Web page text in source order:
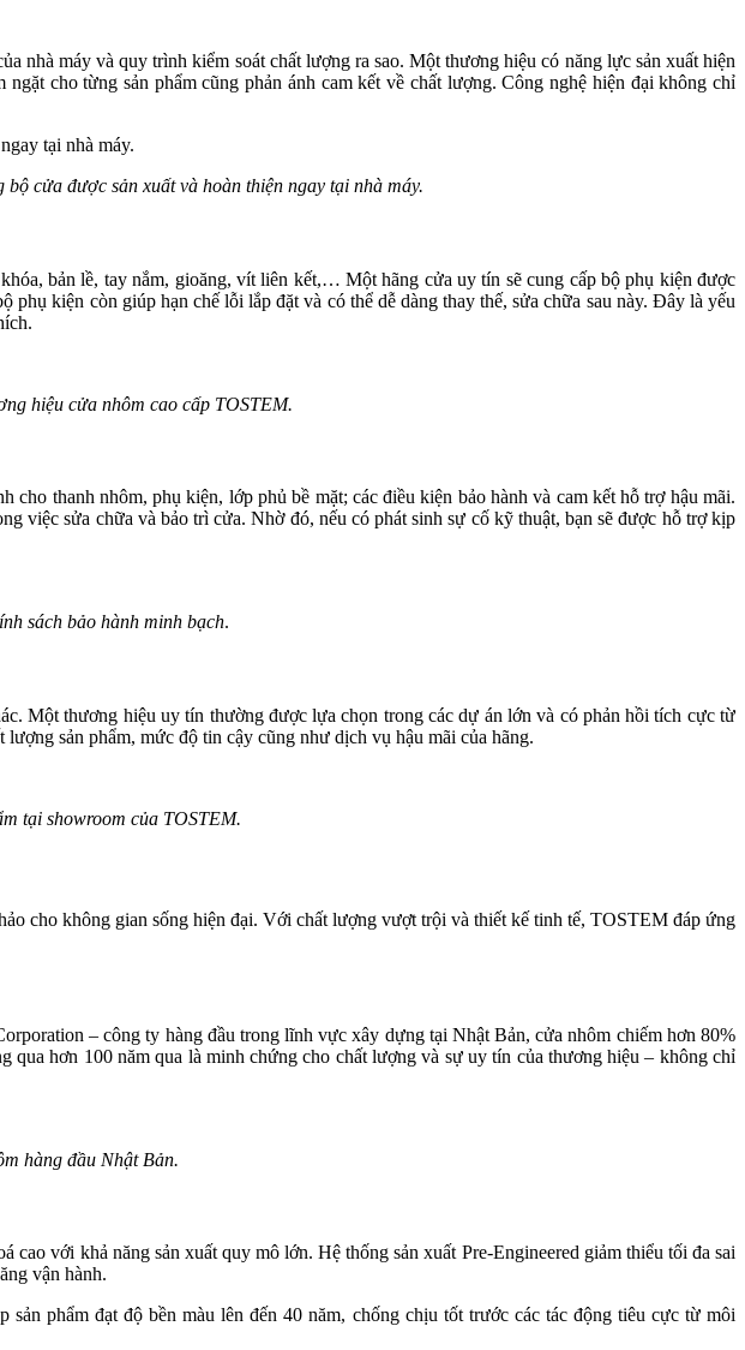
nhà máy và quy trình kiểm soát chất lượng ra sao. Một thương hiệu có năng lực sản xuất hiện
cho từng sản phẩm cũng phản ánh cam kết về chất lượng. Công nghệ hiện đại không chỉ
cửa được sản xuất và hoàn thiện ngay tại nhà máy.
bản lề, tay nắm, gioăng, vít liên kết,… Một hãng cửa uy tín sẽ cung cấp bộ phụ kiện được
kiện còn giúp hạn chế lỗi lắp đặt và có thể dễ dàng thay thế, sửa chữa sau này. Đây là yếu
hiệu cửa nhôm cao cấp TOSTEM.
thanh nhôm, phụ kiện, lớp phủ bề mặt; các điều kiện bảo hành và cam kết hỗ trợ hậu mãi.
việc sửa chữa và bảo trì cửa. Nhờ đó, nếu có phát sinh sự cố kỹ thuật, bạn sẽ được hỗ trợ kịp
sách bảo hành minh bạch.
Một thương hiệu uy tín thường được lựa chọn trong các dự án lớn và có phản hồi tích cực từ
sản phẩm, mức độ tin cậy cũng như dịch vụ hậu mãi của hãng.
tại showroom của TOSTEM.
cho không gian sống hiện đại. Với chất lượng vượt trội và thiết kế tinh tế, TOSTEM đáp ứng
– công ty hàng đầu trong lĩnh vực xây dựng tại Nhật Bản, cửa nhôm chiếm hơn 80%
hơn 100 năm qua là minh chứng cho chất lượng và sự uy tín của thương hiệu – không chỉ
hàng đầu Nhật Bản.
với khả năng sản xuất quy mô lớn. Hệ thống sản xuất Pre-Engineered giảm thiểu tối đa sai
vận hành.
phẩm đạt độ bền màu lên đến 40 năm, chống chịu tốt trước các tác động tiêu cực từ môi